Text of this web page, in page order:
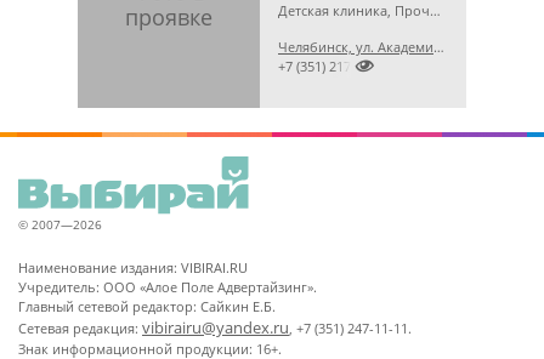
Детская клиника, Прочие медицинские учреждения, Медицинский центр
Челябинск, ул. Академика Королёва, 42

+7 (351) 2174165
© 2007—2026
Наименование издания: VIBIRAI.RU
Учредитель: ООО «Алое Поле Адвертайзинг».
Главный сетевой редактор: Сайкин Е.Б.
Сетевая редакция: vibirairu@yandex.ru, +7 (351) 247-11-11.
Знак информационной продукции: 16+.